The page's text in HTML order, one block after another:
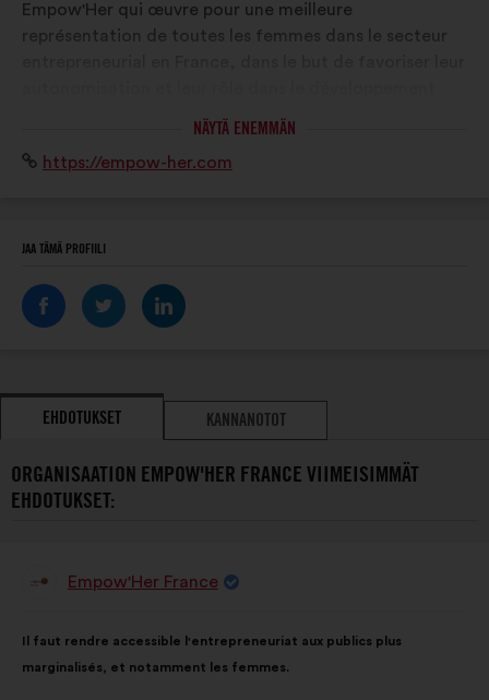
Empow'Her qui œuvre pour une meilleure
représentation de toutes les femmes dans le secteur
d’une société plus juste et représentative.
NÄYTÄ ENEMMÄN
Verkkosivusto:
https://empow-her.com
JAA TÄMÄ PROFIILI
EHDOTUKSET KANNANOTOT
ORGANISAATION EMPOW'HER FRANCE VIIMEISIMMÄT
EHDOTUKSET:
EhdotusEmpow'Her France
sisältö:
Il faut rendre accessible l'entrepreneuriat aux publics plus
marginalisés, et notamment les femmes.
jakautuminen: